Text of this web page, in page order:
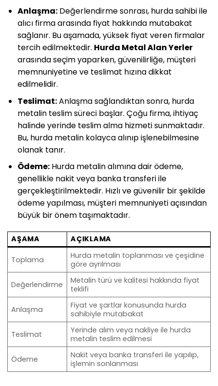
Anlaşma:Değerlendirme sonrası, hurda sahibi ile
alıcı firma arasında fiyat hakkında mutabakat
sağlanır. Bu aşamada, yüksek fiyat veren firmalar
tercih edilmektedir. Hurda Metal Alan Yerler
arasında seçim yaparken, güvenilirliğe, müşteri
memnuniyetine ve teslimat hızına dikkat
edilmelidir.
Teslimat:Anlaşma sağlandıktan sonra, hurda
metalin teslim süreci başlar. Çoğu firma, ihtiyaç
halinde yerinde teslim alma hizmeti sunmaktadır.
Bu, hurda metalin kolayca alınıp işlenebilmesine
olanak tanır.
Ödeme:Hurda metalin alımına dair ödeme,
genellikle nakit veya banka transferi ile
gerçekleştirilmektedir. Hızlı ve güvenilir bir şekilde
ödeme yapılması, müşteri memnuniyeti açısından
büyük bir önem taşımaktadır.
AŞAMA AÇIKLAMA
Toplama
Hurda metalin toplanması ve çeşidine
göre ayrılması
Değerlendirme
Metalin türü ve kalitesi hakkında fiyat
teklifi
Anlaşma
Fiyat ve şartlar konusunda hurda
sahibiyle mutabakat
Teslimat
Yerinde alım veya nakliye ile hurda
metalin teslim edilmesi
Ödeme
Nakit veya banka transferi ile yapılıp,
işlemin sonlanması